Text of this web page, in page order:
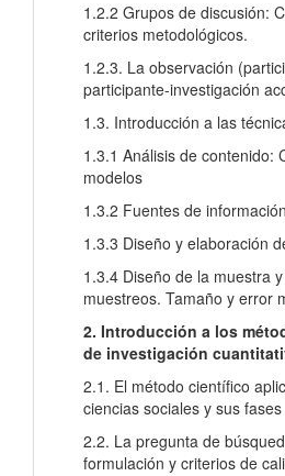
1.2.2 Grupos de discusión:
criterios metodológicos.
1.2.3. La observación
participante-investigación
1.3. Introducción a las
1.3.1 Análisis de contenido:
modelos
1.3.2 Fuentes de
1.3.3 Diseño y elaboración
1.3.4 Diseño de la muestra
muestreos. Tamaño y error
2. Introducción a los
de investigación
2.1. El método científico
ciencias sociales y sus fases
2.2. La pregunta de
formulación y criterios de